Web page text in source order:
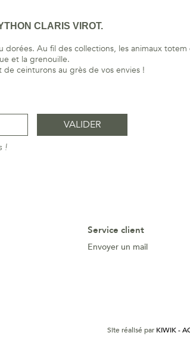
CLARIS VIROT.
Au fil des collections, les animaux totem
et la grenouille.
ceinturons au grès de vos envies !
!
Service client
Envoyer un mail
Site réalisé par KIWIK -